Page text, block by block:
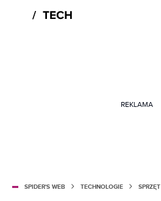
REKLAMA
SPIDER'S WEB TECHNOLOGIE SPRZĘT